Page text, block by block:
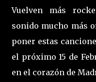
Vuelven más
sonido mucho más
poner estas
el próximo 15 de
en el corazón de